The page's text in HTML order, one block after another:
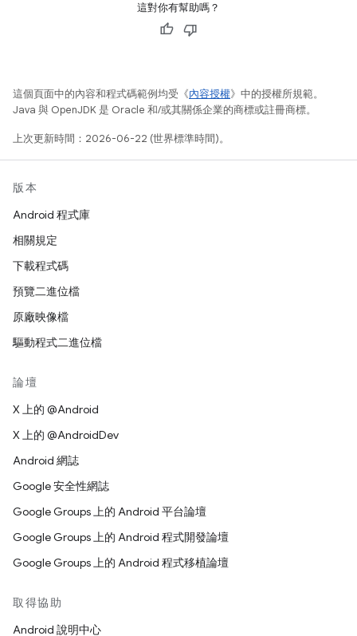
這對你有幫助嗎？
這個頁面中的內容和程式碼範例均受《內容授權》中的授權所規範。
Java 與 OpenJDK 是 Oracle 和/或其關係企業的商標或註冊商標。
上次更新時間：2026-06-22 (世界標準時間)。
版本
Android 程式庫
相關規定
下載程式碼
預覽二進位檔
原廠映像檔
驅動程式二進位檔
論壇
X 上的 @Android
X 上的 @AndroidDev
Android 網誌
Google 安全性網誌
Google Groups 上的 Android 平台論壇
Google Groups 上的 Android 程式開發論壇
Google Groups 上的 Android 程式移植論壇
取得協助
Android 說明中心